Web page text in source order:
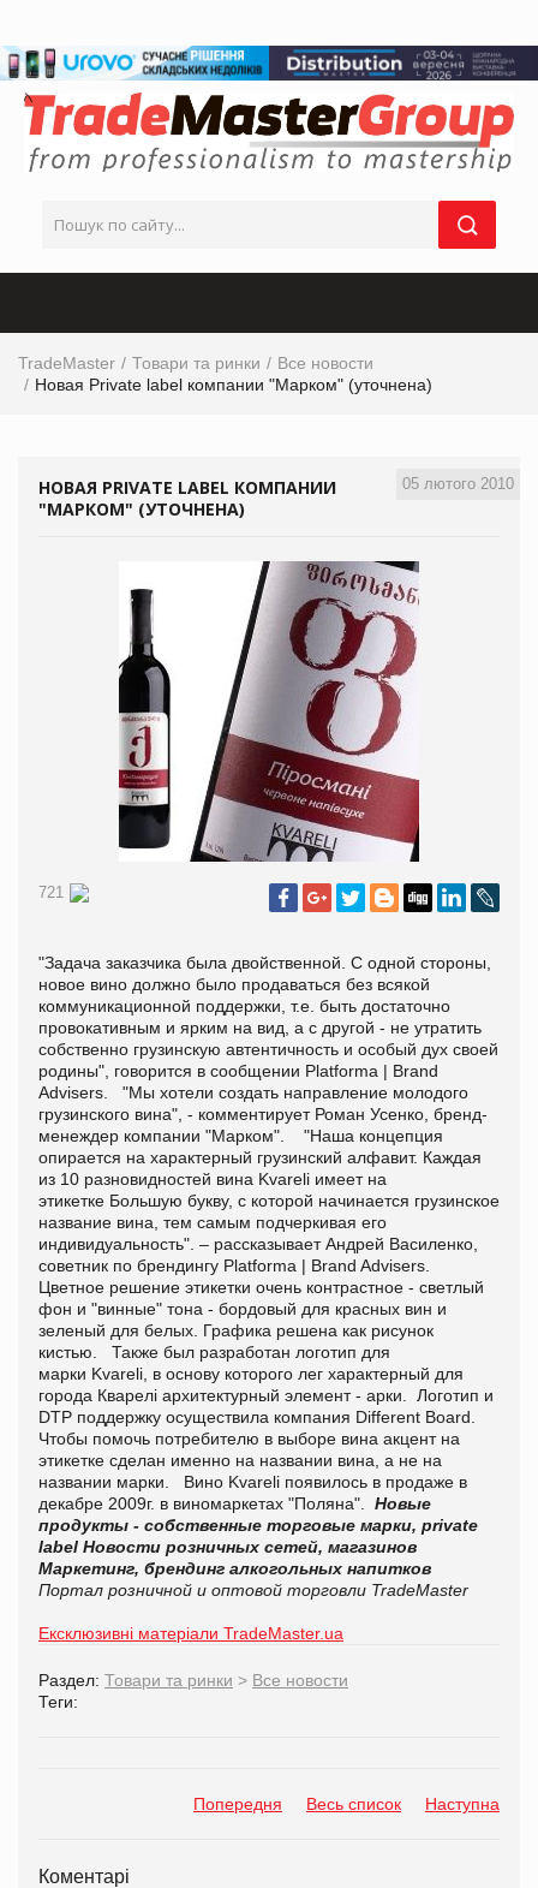
TradeMaster Товари та ринки
Все новости
Новая Private label компании "Марком" (уточнена)
05 лютого 2010
НОВАЯ PRIVATE LABEL КОМПАНИИ
"МАРКОМ" (УТОЧНЕНА)
721
"Задача заказчика была двойственной. С одной стороны,
новое вино должно было продаваться без всякой
коммуникационной поддержки, т.е. быть достаточно
провокативным и ярким на вид, а с другой - не утратить
собственно грузинскую автентичность и особый дух своей
родины", говорится в сообщении Platforma | Brand
Advisers. "Мы хотели создать направление молодого
грузинского вина", - комментирует Роман Усенко, бренд-
менеждер компании "Марком". "Наша концепция
опирается на характерный грузинский алфавит. Каждая
из 10 разновидностей вина Kvareli имеет на
этикетке Большую букву, с которой начинается грузинское
название вина, тем самым подчеркивая его
индивидуальность". – рассказывает Андрей Василенко,
советник по брендингу Platforma | Brand Advisers.
Цветное решение этикетки очень контрастное - светлый
фон и "винные" тона - бордовый для красных вин и
зеленый для белых. Графика решена как рисунок
кистью. Также был разработан логотип для
марки Kvareli, в основу которого лег характерный для
города Кварелі архитектурный элемент - арки. Логотип и
DTP поддержку осуществила компания Different Board
Чтобы помочь потребителю в выборе вина акцент на
этикетке сделан именно на названии вина, а не на
названии марки. Вино Kvareli появилось в продаже в
декабре 2009г. в виномаркетах "Поляна". Новые
продукты - собственные торговые марки, private
label Новости розничных сетей, магазинов
Маркетинг, брендинг алкогольных напитков
Портал розничной и оптовой торговли TradeMaster
Ексклюзивні матеріали TradeMaster.ua
Раздел: Товари та ринки > Все новости
Теги:
Попередня Весь список Наступна
Коментарі